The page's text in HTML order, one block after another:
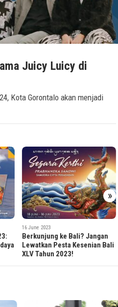
Juicy Luicy di
Kota Gorontalo akan menjadi
»
16 June 2023
Berkunjung ke Bali? Jangan
Lewatkan Pesta Kesenian Bali
XLV Tahun 2023!